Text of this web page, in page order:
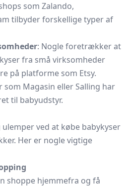
som Zalando,
tilbyder forskellige typer af
: Nogle foretrækker at
fra små virksomheder
på platforme som Etsy.
som Magasin eller Salling har
til babyudstyr.
ved at købe babykyser
Her er nogle vigtige
shoppe hjemmefra og få